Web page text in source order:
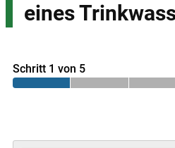
eines
Schritt 1 von 5